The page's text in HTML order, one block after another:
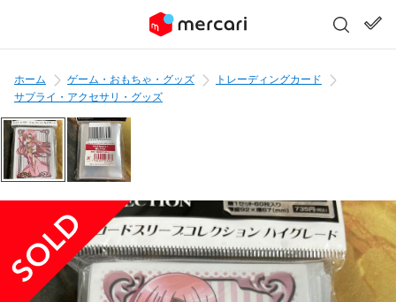
ホーム ゲーム・おもちゃ・グッズ
トレーディングカード
サプライ・アクセサリ・グッズ